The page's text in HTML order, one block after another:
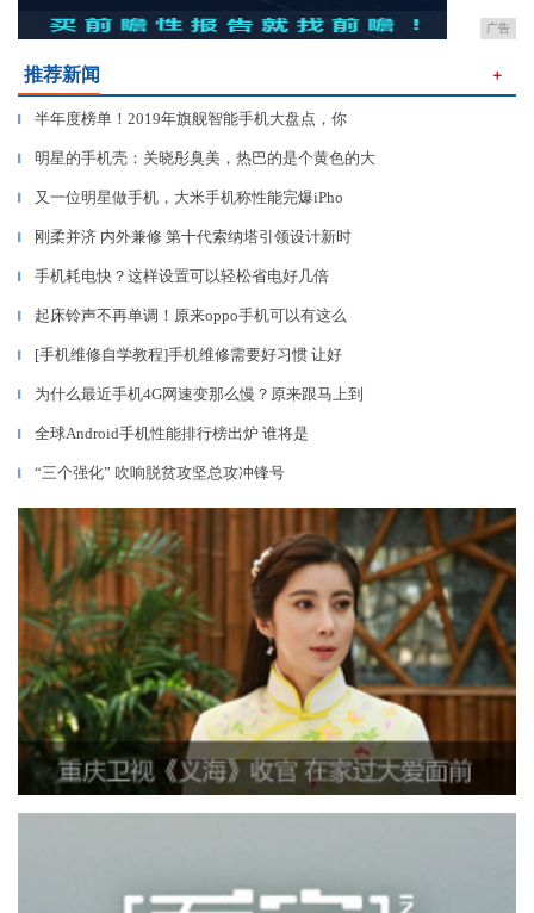
广告
推荐新闻 ＋
▎ 半年度榜单！2019年旗舰智能手机大盘点，你
▎ 明星的手机壳：关晓彤臭美，热巴的是个黄色的大
▎ 又一位明星做手机，大米手机称性能完爆iPho
▎ 刚柔并济 内外兼修 第十代索纳塔引领设计新时
▎ 手机耗电快？这样设置可以轻松省电好几倍
▎ 起床铃声不再单调！原来oppo手机可以有这么
▎ [手机维修自学教程]手机维修需要好习惯 让好
▎ 为什么最近手机4G网速变那么慢？原来跟马上到
▎ 全球Android手机性能排行榜出炉 谁将是
▎ “三个强化” 吹响脱贫攻坚总攻冲锋号